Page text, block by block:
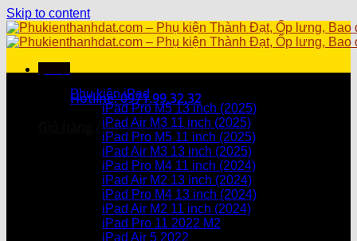
Skip to content
Hotline: 0971.99.32.32
Giỏ hàng /0₫
Chưa có sản phẩm trong giỏ hàng.
Chưa có sản phẩm trong giỏ hàng.
Danh mục sản phẩm
Phụ kiện iPad
iPad Pro M5 13 inch (2025)
iPad Air M3 11 inch (2025)
iPad Pro M5 11 inch (2025)
iPad Air M3 13 inch (2025)
iPad Pro M4 11 inch (2024)
iPad Air M2 13 inch (2024)
iPad Pro M4 13 inch (2024)
iPad Air M2 11 inch (2024)
iPad Pro 11 2022 M2
iPad Air 5 2022